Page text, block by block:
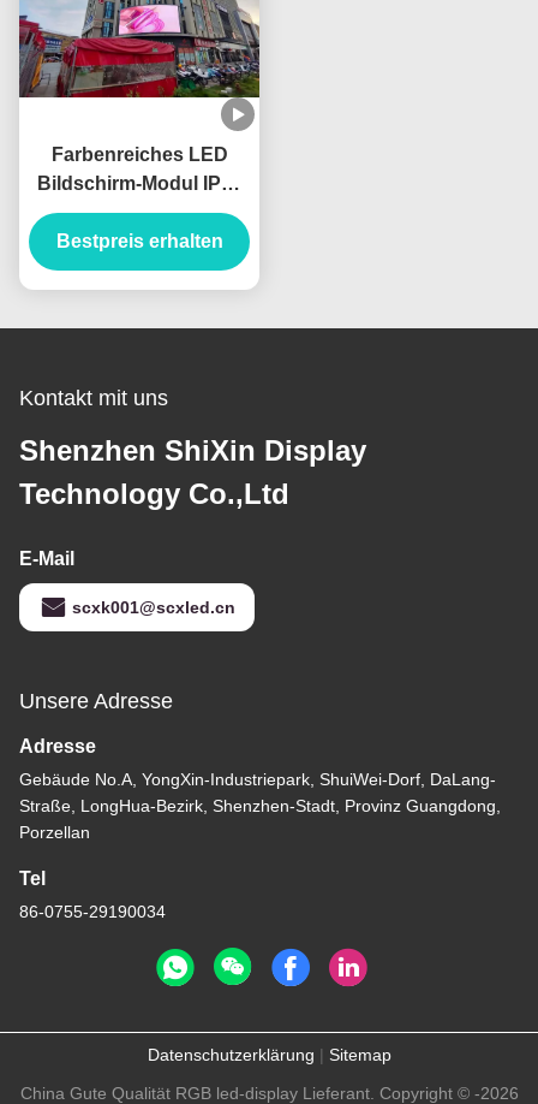
Farbenreiches LED
Bildschirm-Modul IP65
IP67 P6 SMD2727 RGB
32x32 im Freien
Bestpreis erhalten
Kontakt mit uns
Shenzhen ShiXin Display
Technology Co.,Ltd
E-Mail
scxk001@scxled.cn
Unsere Adresse
Adresse
Gebäude No.A, YongXin-Industriepark, ShuiWei-Dorf, DaLang-
Straße, LongHua-Bezirk, Shenzhen-Stadt, Provinz Guangdong,
Porzellan
Tel
86-0755-29190034
Datenschutzerklärung | Sitemap
China Gute Qualität RGB led-display Lieferant. Copyright © -2026